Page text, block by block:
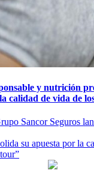
y nutrición
calidad de vida de
Sancor Seguros
su apuesta por la